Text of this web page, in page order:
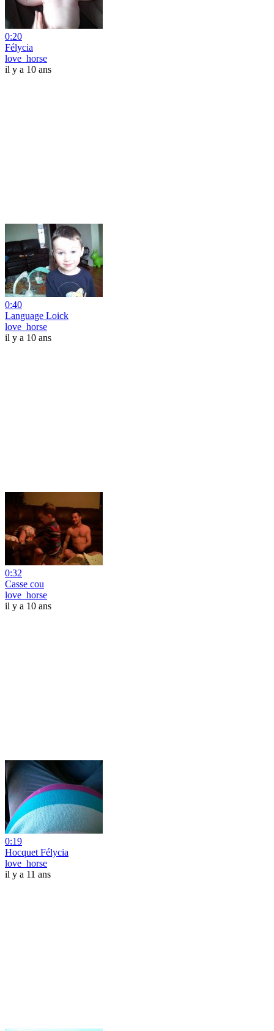
0:20
Félycia
love_horse
il y a 10 ans
0:40
Language Loick
love_horse
il y a 10 ans
0:32
Casse cou
love_horse
il y a 10 ans
0:19
Hocquet Félycia
love_horse
il y a 11 ans